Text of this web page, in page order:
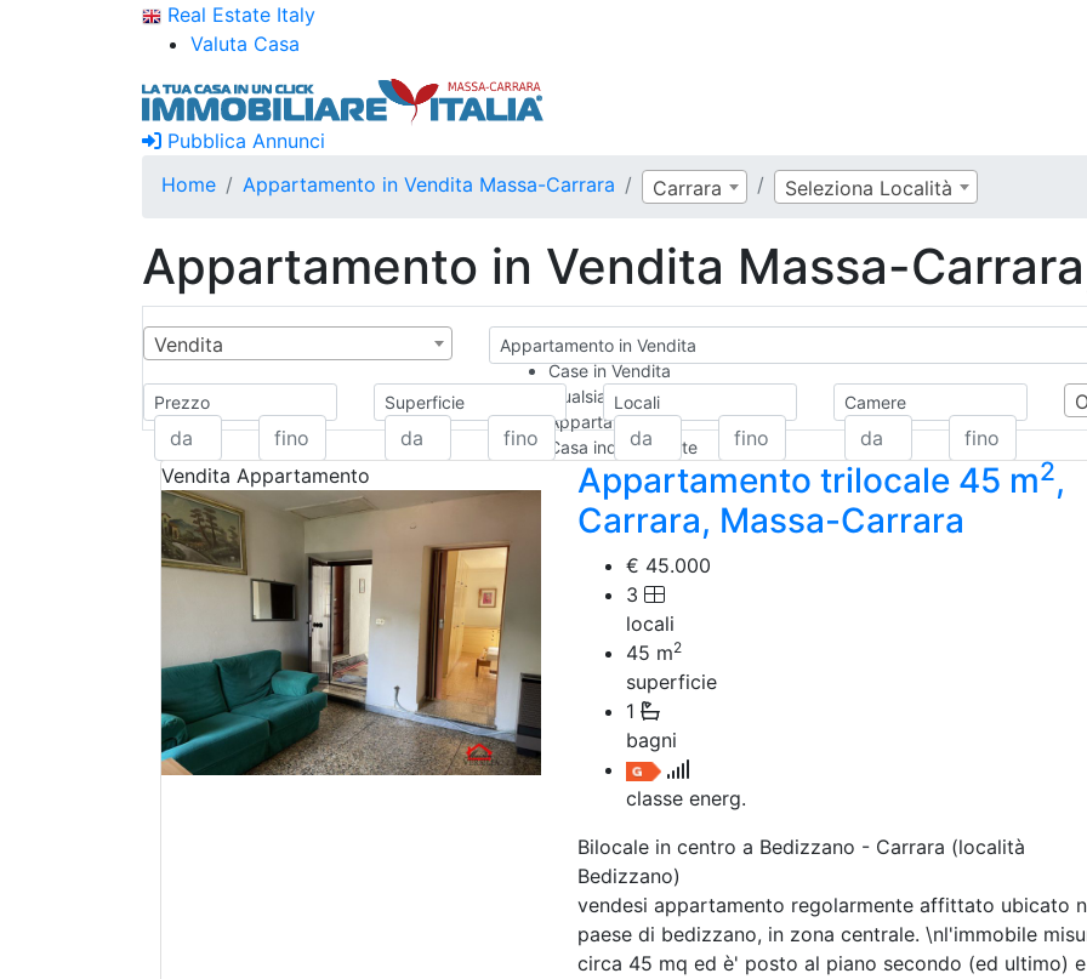
Real Estate Italy
Valuta Casa
Pubblica Annunci
Home
Appartamento in Vendita Massa-Carrara Carrara Seleziona Località
Appartamento in Vendita Massa-
Vendita
Appartamento in Vendita
Case in Vendita
Qualsiasi
Appartamento
Casa indipendente
Casa Semi-indipendente
Attico/Mansarda
Villa
Rustico/Casale
Loft/Open space
Camera d'Albergo
Multiproprietà
Palazzo/Stabile
Box/Garage
Negozi e Attivita Commerciali in Vendita
Attività/Licenza Commerciale
Azienda Agricola
Bed & Breakfast
Albergo
Laboratorio Artigianale
Negozio/locale commerciale
Agriturismo
Prezzo Superficie Locali Camere
Vendita Appartamento Appartamento trilocale 45 m2,
Carrara, Massa-Carrara
€ 45.000
3
locali
45 m2
superficie
1
bagni
classe energ.
Bilocale in centro a Bedizzano - Carrara (località
Bedizzano)
vendesi appartamento regolarmente affittato ubicato
paese di bedizzano, in zona centrale. \nl'immobile
circa 45 mq ed è' posto al piano secondo (ed ultimo)